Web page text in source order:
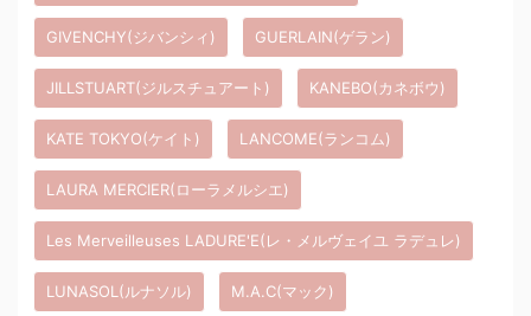
GIVENCHY(ジバンシィ) GUERLAIN(ゲラン)
JILLSTUART(ジルスチュアート) KANEBO(カネボウ)
KATE TOKYO(ケイト) LANCOME(ランコム)
LAURA MERCIER(ローラメルシエ)
Les Merveilleuses LADURE'E(レ・メルヴェイユ ラデュレ)
LUNASOL(ルナソル) M.A.C(マック)